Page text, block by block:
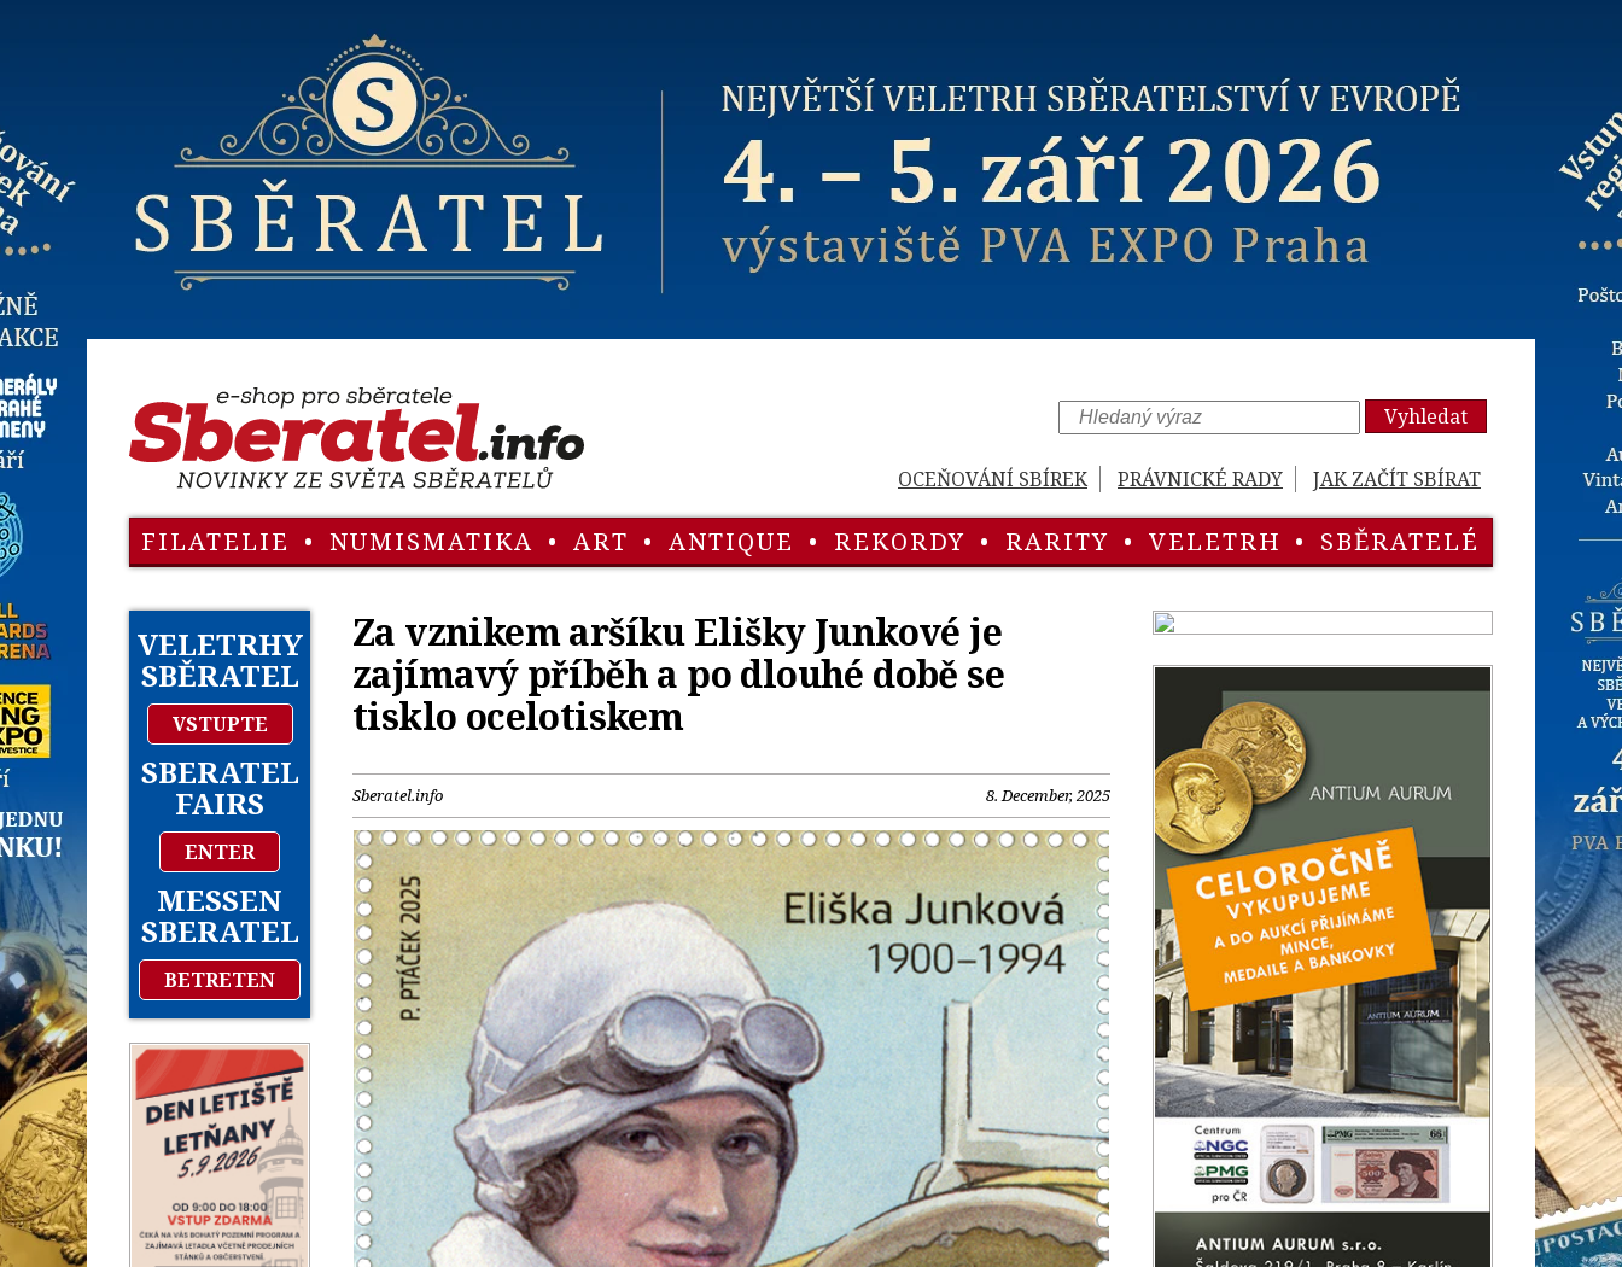
Vyhledat
OCEŇOVÁNÍ SBÍREK PRÁVNICKÉ RADY JAK ZAČÍT SBÍRAT
FILATELIE • NUMISMATIKA • ART • ANTIQUE • REKORDY • RARITY • VELETRH • SBĚRATELÉ
VELETRHY
SBĚRATEL
VSTUPTE
SBERATEL
FAIRS
ENTER
MESSEN
SBERATEL
BETRETEN
Za vznikem aršíku Elišky Junkové je
zajímavý příběh a po dlouhé době se
tisklo ocelotiskem
Sberatel.info 8. December, 2025